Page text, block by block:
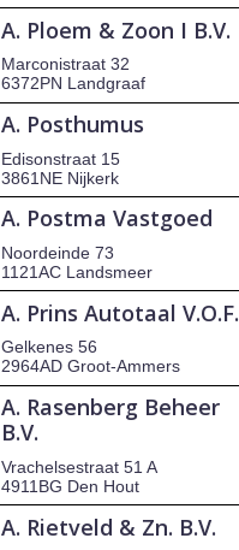
A. Ploem & Zoon I B.V.
Marconistraat 32
6372PN Landgraaf
A. Posthumus
Edisonstraat 15
3861NE Nijkerk
A. Postma Vastgoed
Noordeinde 73
1121AC Landsmeer
A. Prins Autotaal V.O.F.
Gelkenes 56
2964AD Groot-Ammers
A. Rasenberg Beheer
B.V.
Vrachelsestraat 51 A
4911BG Den Hout
A. Rietveld & Zn. B.V.